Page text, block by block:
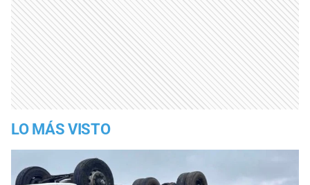
LO MÁS VISTO